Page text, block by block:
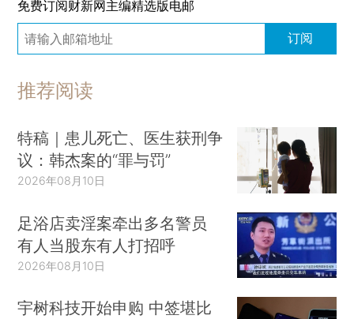
免费订阅财新网主编精选版电邮
订阅
推荐阅读
特稿｜患儿死亡、医生获刑争
议：韩杰案的“罪与罚”
2026年08月10日
足浴店卖淫案牵出多名警员
有人当股东有人打招呼
2026年08月10日
宇树科技开始申购 中签堪比